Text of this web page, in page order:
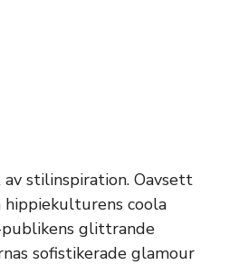
stilinspiration. Oavsett
coola
glittrande
sofistikerade glamour